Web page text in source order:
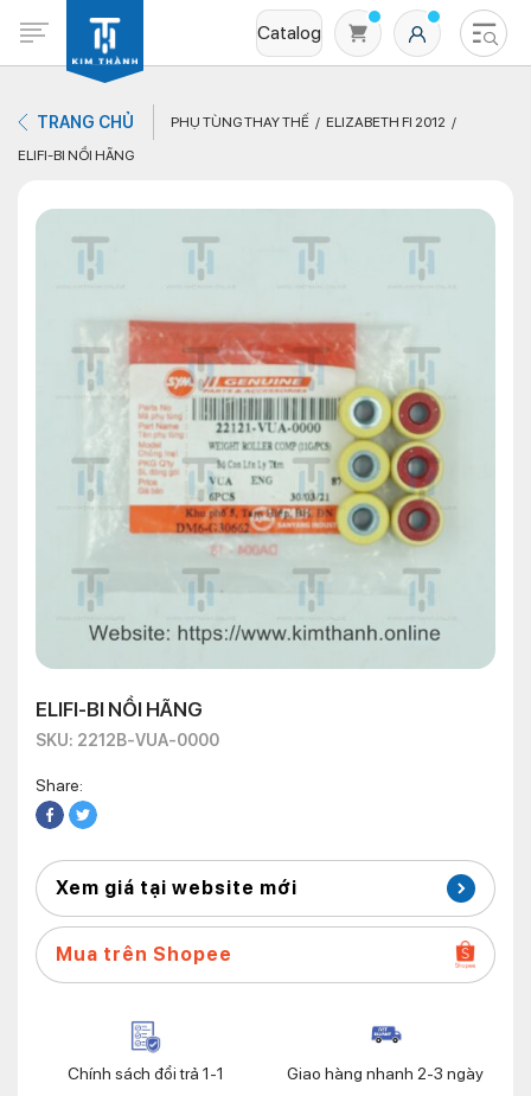
Catalog
Không có sản phẩm nào trong giỏ hàng
TRANG CHỦ PHỤ TÙNG THAY THẾ
ELIZABETH FI 2012
ELIFI-BI NỒI HÃNG
ELIFI-BI NỒI HÃNG
SKU: 2212B-VUA-0000
Share:
Xem giá tại website mới
Mua trên Shopee
Chính sách đổi trả 1-1 Giao hàng nhanh 2-3 ngày